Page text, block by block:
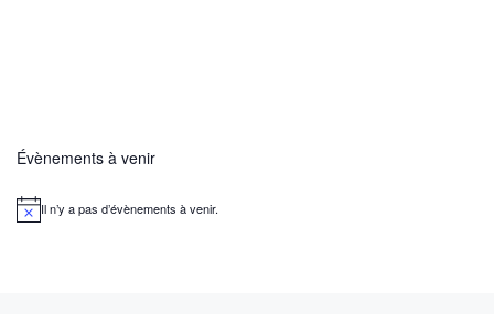
Évènements à venir
Il n’y a pas d’évènements à venir.